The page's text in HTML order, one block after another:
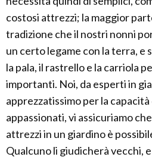
costosi attrezzi; la maggior
tradizione che il nostri nonni
un certo legame con la terra, e
la pala, il rastrello e la carriola
importanti. Noi, da esperti in
apprezzatissimo per la
appassionati, vi assicuriamo
attrezzi in un giardino è
Qualcuno li giudicherà vecchi,